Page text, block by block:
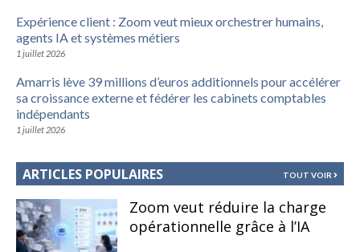
Expérience client : Zoom veut mieux orchestrer humains,
agents IA et systèmes métiers
1 juillet 2026
Amarris lève 39 millions d’euros additionnels pour accélérer
sa croissance externe et fédérer les cabinets comptables
indépendants
1 juillet 2026
ARTICLES POPULAIRES TOUT VOIR
Zoom veut réduire la charge
opérationnelle grâce à l’IA